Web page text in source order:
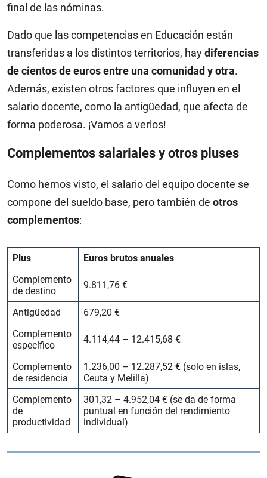
final de las nóminas.
Dado que las competencias en Educación están
transferidas a los distintos territorios, haydiferencias
de cientos de euros entre una comunidad y otra.
Además, existen otros factores que influyen en el
salario docente, como la antigüedad, que afecta de
forma poderosa. ¡Vamos a verlos!
Complementos salariales y otros pluses
Como hemos visto, el salario del equipo docente se
compone del sueldo base, pero también de otros
complementos:
Plus
Euros brutos anuales
Complemento
de destino
9.811,76 €
Antigüedad
679,20 €
Complemento
específico
4.114,44 – 12.415,68 €
Complemento
de residencia
1.236,00 – 12.287,52 € (solo en islas,
Ceuta y Melilla)
Complemento
de
productividad
301,32 – 4.952,04 € (se da de forma
puntual en función del rendimiento
individual)